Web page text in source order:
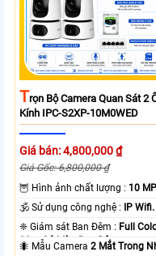
TRọn Bộ Camera Quan Sát 2
Kính IPC-S2XP-10M0WED
Giá bán: 4,800,000 ₫
Giá Gốc: 6,800,000 ₫
🦉 Hình ảnh chất lượng : 10
🕉️ Sử dụng công nghệ :
IP Wifi.
❈ Giám sát Ban Đêm : Full
20m Có Màu Ban Ðêm.
🐜 Mẫu Camera2 Mắt Trong